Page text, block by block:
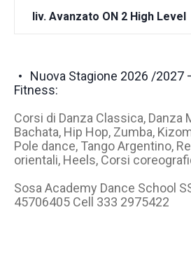
liv. Avanzato ON 2 High Level
Nuova Stagione 2026 /2027
Fitness:
Corsi di Danza Classica, Danza
Bachata, Hip Hop, Zumba,
Pole dance, Tango Argentino,
orientali, Heels, Corsi
Sosa Academy Dance School
45706405 Cell 333 2975422